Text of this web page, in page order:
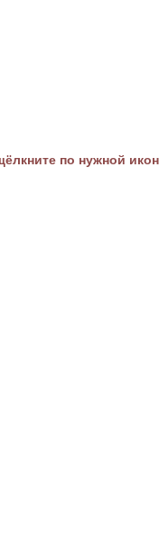
по нужной